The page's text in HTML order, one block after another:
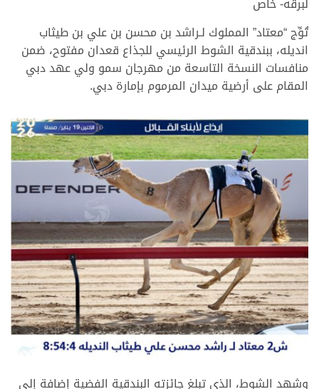
تُوِّج “معتاد” المملوك لـراشد بن محسن بن علي بن طيثاب
انديله، ببندقية الشوط الرئيسي للجذاع قعدان مفتوح، ضمن
منافسات النسخة التاسعة من مهرجان سمو ولي عهد دبي
المقام على أرضية ميدان المرموم بإمارة دبي.
وشهد الشوط، الذي تبلغ جائزته البندقية الفضية إضافة إلى